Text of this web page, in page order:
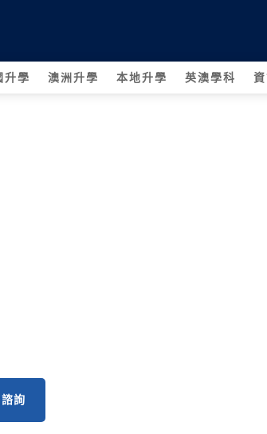
升學 澳洲升學 本地升學 英澳學科
詢